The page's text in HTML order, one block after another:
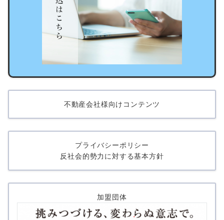
不動産会社様向けコンテンツ
プライバシーポリシー
反社会的勢力に対する基本方針
加盟団体